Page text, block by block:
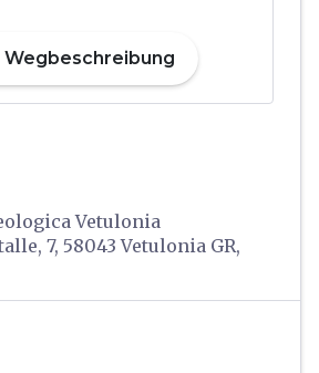
Wegbeschreibung
Vetulonia
7, 58043 Vetulonia GR,